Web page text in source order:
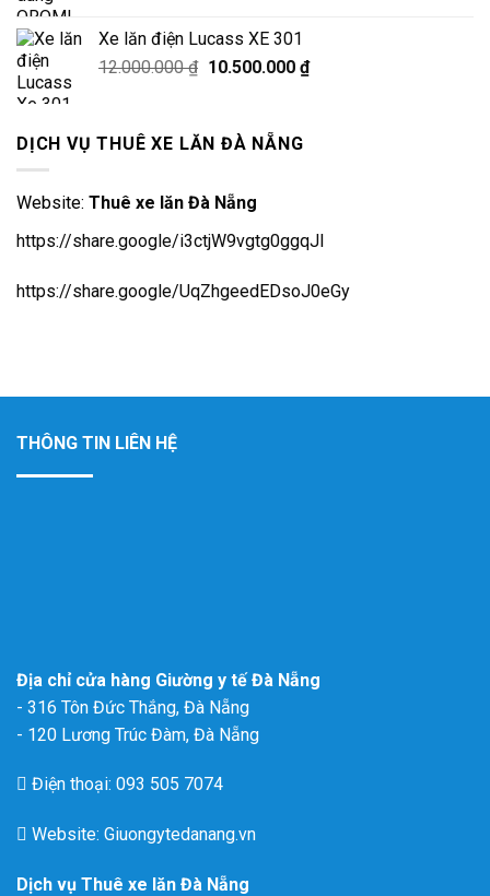
Xe lăn điện Lucass XE 301
12.000.000₫ Giá
12.000.000 ₫.
10.500.000 ₫Giá
DỊCH VỤ THUÊ XE LĂN ĐÀ NẴNG
Website: Thuê xe lăn Đà Nẵng
https://share.google/i3ctjW9vgtg0ggqJl
https://share.google/UqZhgeedEDsoJ0eGy
THÔNG TIN LIÊN HỆ
Địa chỉ cửa hàng Giường y tế Đà Nẵng
- 316 Tôn Đức Thắng, Đà Nẵng
- 120 Lương Trúc Đàm, Đà Nẵng
Điện thoại: 093 505 7074
Website: Giuongytedanang.vn
Dịch vụ Thuê xe lăn Đà Nẵng